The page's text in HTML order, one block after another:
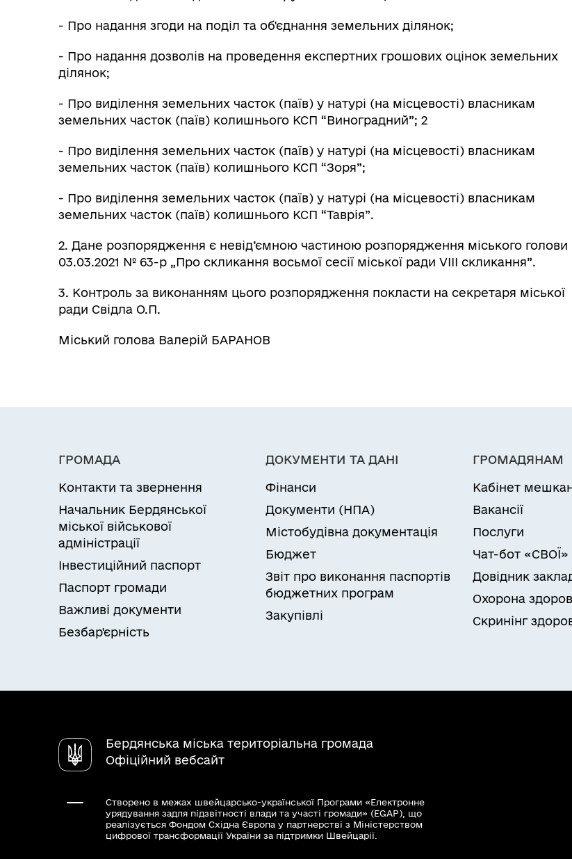
- Про надання згоди на поділ та об'єднання земельних ділянок;
- Про надання дозволів на проведення експертних грошових оцінок земельних
ділянок;
- Про виділення земельних часток (паїв) у натурі (на місцевості) власникам
земельних часток (паїв) колишнього КСП “Виноградний”; 2
- Про виділення земельних часток (паїв) у натурі (на місцевості) власникам
земельних часток (паїв) колишнього КСП “Зоря”;
- Про виділення земельних часток (паїв) у натурі (на місцевості) власникам
земельних часток (паїв) колишнього КСП “Таврія”.
2. Дане розпорядження є невід’ємною частиною розпорядження міського голови
03.03.2021 № 63-р „Про скликання восьмої сесії міської ради VIІI скликання”.
3. Контроль за виконанням цього розпорядження покласти на секретаря міської
ради Свідла О.П.
Міський голова Валерій БАРАНОВ
ГРОМАДА
Контакти та звернення
Начальник Бердянської
міської військової
адміністрації
Інвестиційний паспорт
Паспорт громади
Важливі документи
Безбар'єрність
ДОКУМЕНТИ ТА ДАНІ
Фінанси
Документи (НПА)
Містобудівна документація
Бюджет
Звіт про виконання паспортів
бюджетних програм
Закупівлі
ГРОМАДЯНАМ
Кабінет
Вакансії
Послуги
Чат-бот «СВОЇ»
Довідник
Охорона
Скринінг
Бердянська міська територіальна громада
Офіційний вебсайт
Створено в межах швейцарсько-української Програми «Електронне
урядування задля підзвітності влади та участі громади» (EGAP), що
реалізується Фондом Східна Європа у партнерстві з Міністерством
цифрової трансформації України за підтримки Швейцарії.